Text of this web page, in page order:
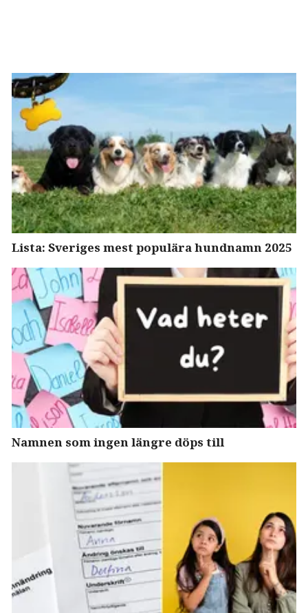
Lista: Sveriges mest populära hundnamn 2025
Namnen som ingen längre döps till